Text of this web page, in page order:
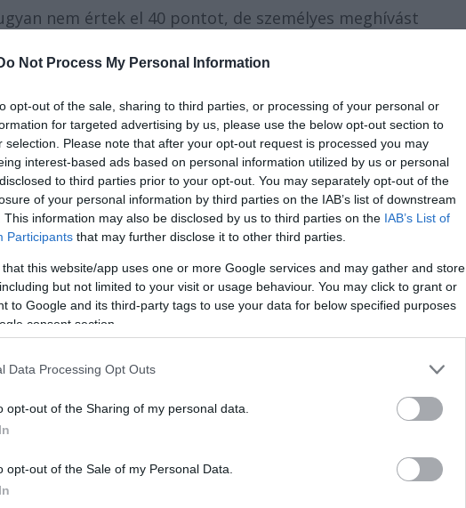
Not Process My Personal Information
opt-out of the sale, sharing to third parties, or processing of your personal or
for targeted advertising by us, please use the below opt-out section to
selection. Please note that after your opt-out request is processed you may
interest-based ads based on personal information utilized by us or personal
to third parties prior to your opt-out. You may separately opt-out of the
of your personal information by third parties on the IAB’s list of downstream
This information may also be disclosed by us to third parties on the IAB’s List of
Participants that may further disclose it to other third parties.
that this website/app uses one or more Google services and may gather and store
but not limited to your visit or usage behaviour. You may click to grant or
to Google and its third-party tags to use your data for below specified purposes
consent section.
Data Processing Opt Outs
opt-out of the Sharing of my personal data.
opt-out of the Sale of my Personal Data.
nem értek el 40 pontot, de személyes meghívást
a Tárt Kapu Galériában.